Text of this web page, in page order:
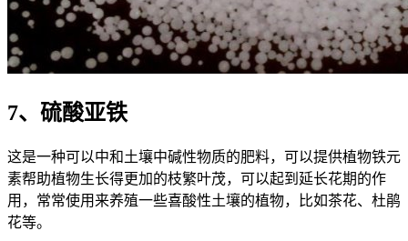
7、硫酸亚铁
这是一种可以中和土壤中碱性物质的肥料，可以提供植物铁元
素帮助植物生长得更加的枝繁叶茂，可以起到延长花期的作
用，常常使用来养殖一些喜酸性土壤的植物，比如茶花、杜鹃
花等。